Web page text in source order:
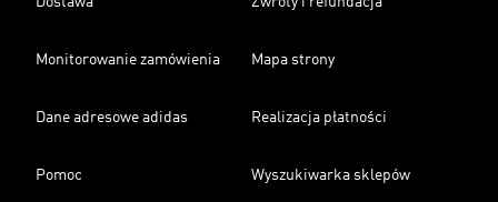
Monitorowanie zamówienia Mapa strony
Dane adresowe adidas Realizacja płatności
Pomoc Wyszukiwarka sklepów